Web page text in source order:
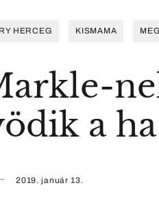
HERCEG KISMAMA
a
2019. január 13.